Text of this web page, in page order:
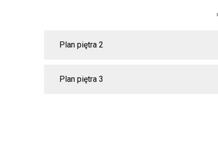
Plan piętra 2
Plan piętra 3